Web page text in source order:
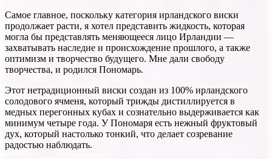
Самое главное, поскольку категория ирландского виски
продолжает расти, я хотел представить жидкость, которая
могла бы представлять меняющееся лицо Ирландии —
захватывать наследие и происхождение прошлого, а также
оптимизм и творчество будущего. Мне дали свободу
творчества, и родился Пономарь.
Этот нетрадиционный виски создан из 100% ирландского
солодового ячменя, который трижды дистиллируется в
медных перегонных кубах и сознательно выдерживается как
минимум четыре года. У Пономаря есть нежный фруктовый
дух, который настолько тонкий, что делает созревание
радостью наблюдать.